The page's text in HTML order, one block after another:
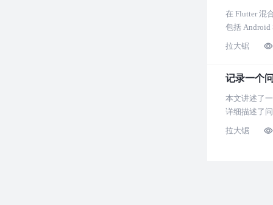
在 Flutter 混
包括 Android
拉大锯
记录一个
本文讲述了
详细描述了
拉大锯